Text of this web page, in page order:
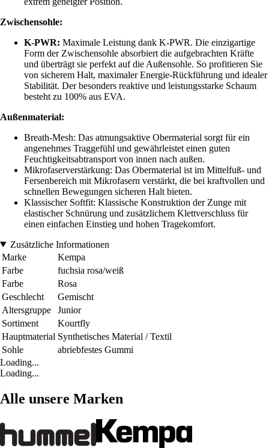
Zwischensohle:
K-PWR: Maximale Leistung dank K-PWR. Die einzigartige
Form der Zwischensohle absorbiert die aufgebrachten Kräfte
und überträgt sie perfekt auf die Außensohle. So profitieren Sie
von sicherem Halt, maximaler Energie-Rückführung und idealer
Stabilität. Der besonders reaktive und leistungsstarke Schaum
besteht zu 100% aus EVA.
Außenmaterial:
Breath-Mesh: Das atmungsaktive Obermaterial sorgt für ein
angenehmes Traggefühl und gewährleistet einen guten
Feuchtigkeitsabtransport von innen nach außen.
Mikrofaserverstärkung: Das Obermaterial ist im Mittelfuß- und
Fersenbereich mit Mikrofasern verstärkt, die bei kraftvollen und
schnellen Bewegungen sicheren Halt bieten.
Klassischer Softfit: Klassische Konstruktion der Zunge mit
elastischer Schnürung und zusätzlichem Klettverschluss für
einen einfachen Einstieg und hohen Tragekomfort.
Zusätzliche Informationen
Marke
Kempa
Farbe
fuchsia rosa/weiß
Farbe
Rosa
Geschlecht
Gemischt
Altersgruppe
Junior
Sortiment
Kourtfly
Hauptmaterial Synthetisches Material / Textil
Sohle
abriebfestes Gummi
Loading...
Loading...
Alle unsere Marken